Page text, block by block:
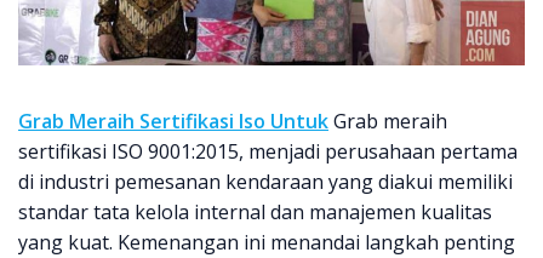
Grab Meraih Sertifikasi Iso UntukGrab meraih
sertifikasi ISO 9001:2015, menjadi perusahaan pertama
di industri pemesanan kendaraan yang diakui memiliki
standar tata kelola internal dan manajemen kualitas
yang kuat. Kemenangan ini menandai langkah penting